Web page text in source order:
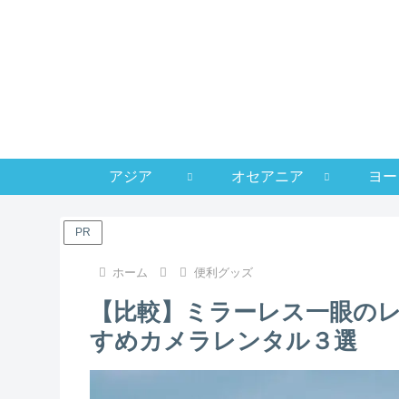
アジア オセアニア ヨ
PR
ホーム 便利グッズ
【比較】ミラーレス一眼の
すめカメラレンタル３選